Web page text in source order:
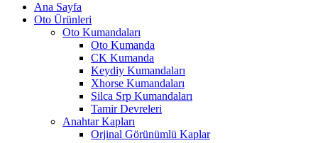
Ana Sayfa
Oto Ürünleri
Oto Kumandaları
Oto Kumanda
CK Kumanda
Keydiy Kumandaları
Xhorse Kumandaları
Silca Srp Kumandaları
Tamir Devreleri
Anahtar Kapları
Orjinal Görünümlü Kaplar